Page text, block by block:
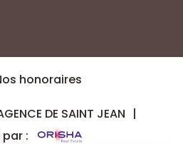
honoraires
DE SAINT JEAN |
par :